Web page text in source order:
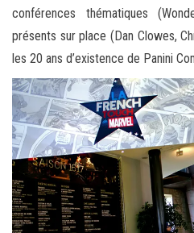
conférences thématiques
présents sur place (Dan Clowes,
les 20 ans d’existence de Panini